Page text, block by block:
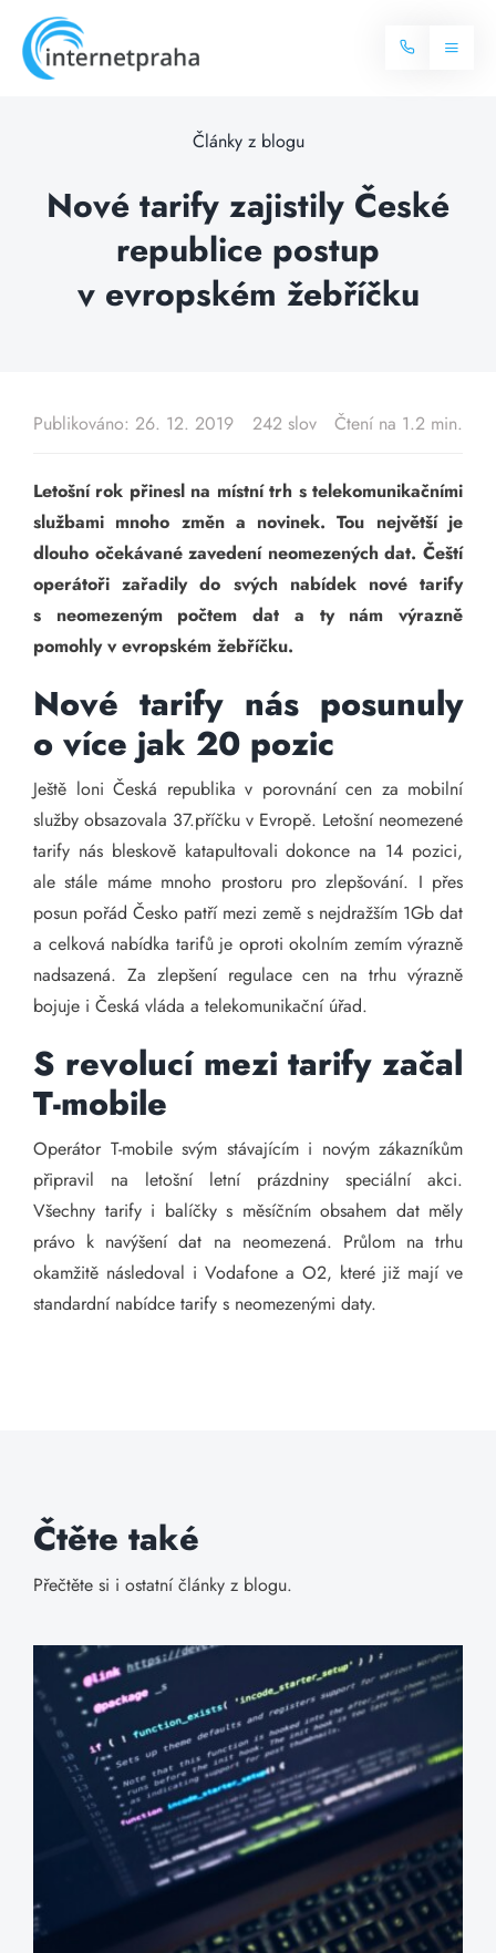
content
Toggle
Internet
Balíčky internetu
Více o internetu
Televize
Články z blogu
Nové tarify zajistily České
republice postup
v evropském žebříčku
Publikováno: 26. 12. 2019 242 slov Čtení na 1.2 min.
Letošní rok přinesl na místní trh s telekomunikačními
službami mnoho změn a novinek. Tou největší je
dlouho očekávané zavedení neomezených dat. Čeští
operátoři zařadily do svých nabídek nové tarify
s neomezeným počtem dat a ty nám výrazně
pomohly v evropském žebříčku.
Nové tarify nás posunuly
o více jak 20 pozic
Ještě loni Česká republika v porovnání cen za mobilní
služby obsazovala 37.příčku v Evropě. Letošní neomezené
tarify nás bleskově katapultovali dokonce na 14 pozici,
ale stále máme mnoho prostoru pro zlepšování. I přes
posun pořád Česko patří mezi země s nejdražším 1Gb dat
a celková nabídka tarifů je oproti okolním zemím výrazně
nadsazená. Za zlepšení regulace cen na trhu výrazně
bojuje i Česká vláda a telekomunikační úřad.
S revolucí mezi tarify začal
T-mobile
Operátor T-mobile svým stávajícím i novým zákazníkům
připravil na letošní letní prázdniny speciální akci.
Všechny tarify i balíčky s měsíčním obsahem dat měly
právo k navýšení dat na neomezená. Průlom na trhu
okamžitě následoval i Vodafone a O2, které již mají ve
standardní nabídce tarify s neomezenými daty.
Čtěte také
Přečtěte si i ostatní články z blogu.